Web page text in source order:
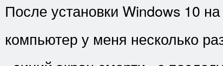
После установки Windows 10
компьютер у меня несколько